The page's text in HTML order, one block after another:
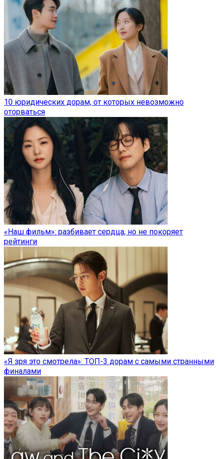
10 юридических дорам, от которых невозможно
оторваться
«Наш фильм»: разбивает сердца, но не покоряет
рейтинги
«Я зря это смотрела»: ТОП-3 дорам с самыми странными
финалами